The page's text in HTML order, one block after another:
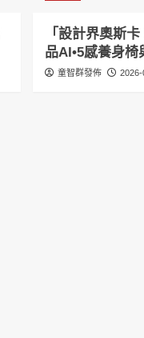
「設計界奧斯
品AI•5感養身
童智群發佈